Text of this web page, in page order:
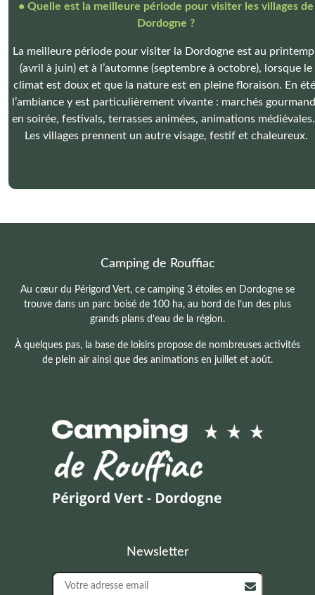
• Quelle est la meilleure période pour visiter les villages de
Dordogne ?
La meilleure période pour visiter la Dordogne est au
(avril à juin) et à l’automne (septembre à octobre), lorsque le
climat est doux et que la nature est en pleine floraison. En
l’ambiance y est particulièrement vivante : marchés
en soirée, festivals, terrasses animées, animations
Les villages prennent un autre visage, festif et chaleureux.
Camping de Rouffiac
Au cœur du Périgord Vert, ce camping 3 étoiles en Dordogne se
trouve dans un parc boisé de 100 ha, au bord de l’un des plus
grands plans d’eau de la région.
À quelques pas, la base de loisirs propose de nombreuses activités
de plein air ainsi que des animations en juillet et août.
Newsletter